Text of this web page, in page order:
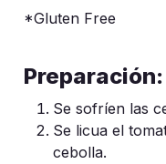
*Gluten Free
Preparación:
Se sofríen las
Se licua el
cebolla.